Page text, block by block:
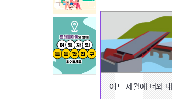
어느 세월에 너와